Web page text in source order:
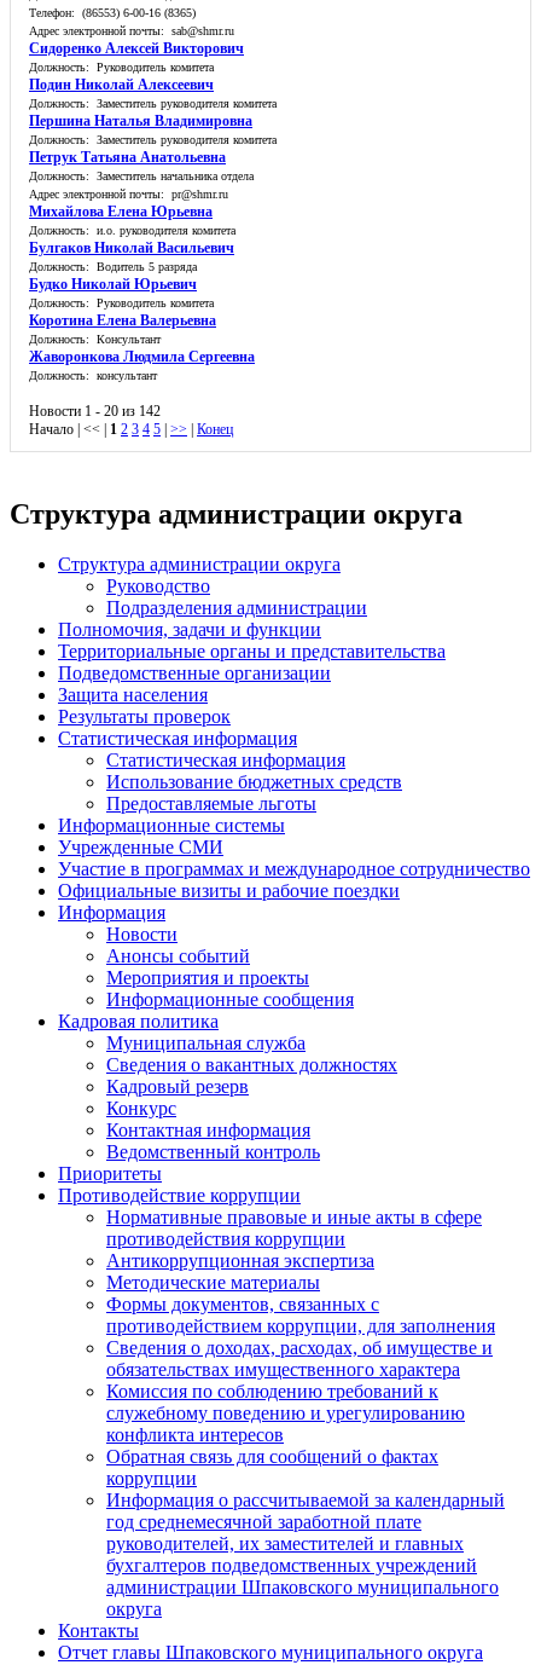
Телефон: (86553) 6-00-16 (8365)
Адрес электронной почты: sab@shmr.ru
Сидоренко Алексей Викторович
Должность: Руководитель комитета
Подин Николай Алексеевич
Должность: Заместитель руководителя комитета
Першина Наталья Владимировна
Должность: Заместитель руководителя комитета
Петрук Татьяна Анатольевна
Должность: Заместитель начальника отдела
Адрес электронной почты: pr@shmr.ru
Михайлова Елена Юрьевна
Должность: и.о. руководителя комитета
Булгаков Николай Васильевич
Должность: Водитель 5 разряда
Будко Николай Юрьевич
Должность: Руководитель комитета
Коротина Елена Валерьевна
Должность: Консультант
Жаворонкова Людмила Сергеевна
Должность: консультант
Новости 1 - 20 из 142
Начало | << | 1 2 3 4 5 | >> | Конец
Структура администрации округа
Структура администрации округа
Руководство
Подразделения администрации
Полномочия, задачи и функции
Территориальные органы и представительства
Подведомственные организации
Защита населения
Результаты проверок
Статистическая информация
Статистическая информация
Использование бюджетных средств
Предоставляемые льготы
Информационные системы
Учрежденные СМИ
Участие в программах и международное сотрудничество
Официальные визиты и рабочие поездки
Информация
Новости
Анонсы событий
Мероприятия и проекты
Информационные сообщения
Кадровая политика
Муниципальная служба
Сведения о вакантных должностях
Кадровый резерв
Конкурс
Контактная информация
Ведомственный контроль
Приоритеты
Противодействие коррупции
Нормативные правовые и иные акты в сфере
противодействия коррупции
Антикоррупционная экспертиза
Методические материалы
Формы документов, связанных с
противодействием коррупции, для заполнения
Сведения о доходах, расходах, об имуществе и
обязательствах имущественного характера
Комиссия по соблюдению требований к
служебному поведению и урегулированию
конфликта интересов
Обратная связь для сообщений о фактах
коррупции
Информация о рассчитываемой за календарный
год среднемесячной заработной плате
руководителей, их заместителей и главных
бухгалтеров подведомственных учреждений
администрации Шпаковского муниципального
округа
Контакты
Отчет главы Шпаковского муниципального округа